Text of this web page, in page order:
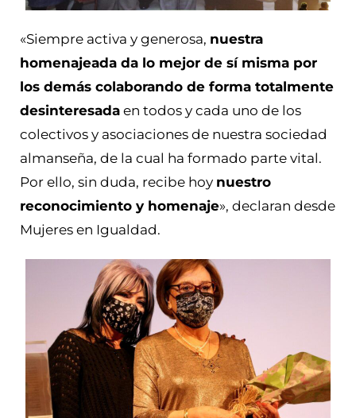
«Siempre activa y generosa, nuestra
homenajeada da lo mejor de sí misma por
los demás colaborando de forma totalmente
desinteresada en todos y cada uno de los
colectivos y asociaciones de nuestra sociedad
almanseña, de la cual ha formado parte vital.
Por ello, sin duda, recibe hoy nuestro
reconocimiento y homenaje», declaran desde
Mujeres en Igualdad.